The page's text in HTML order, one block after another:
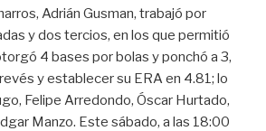
Adrián Gusman, trabajó por
y dos tercios, en los que permitió
4 bases por bolas y ponchó a 3,
y establecer su ERA en 4.81; lo
Felipe Arredondo, Óscar Hurtado,
Manzo. Este sábado, a las 18:00